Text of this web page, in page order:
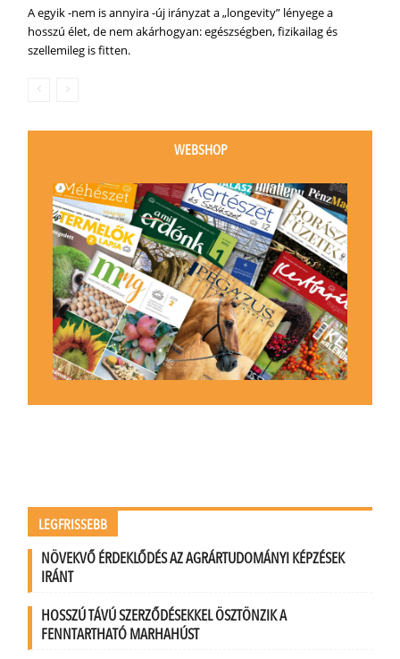
A egyik -nem is annyira -új irányzat a „longevity” lényege a
hosszú élet, de nem akárhogyan: egészségben, fizikailag és
szellemileg is fitten.
WEBSHOP
LEGFRISSEBB
NÖVEKVŐ ÉRDEKLŐDÉS AZ AGRÁRTUDOMÁNYI KÉPZÉSEK
IRÁNT
HOSSZÚ TÁVÚ SZERZŐDÉSEKKEL ÖSZTÖNZIK A
FENNTARTHATÓ MARHAHÚST